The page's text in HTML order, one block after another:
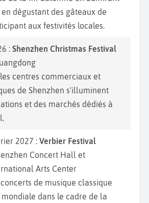
dégustant des gâteaux de
aux festivités locales.
: Shenzhen Christmas Festival
centres commerciaux et
de Shenzhen s'illuminent
et des marchés dédiés à
2027 : Verbier Festival
Concert Hall et
Arts Center
de musique classique
dans le cadre de la